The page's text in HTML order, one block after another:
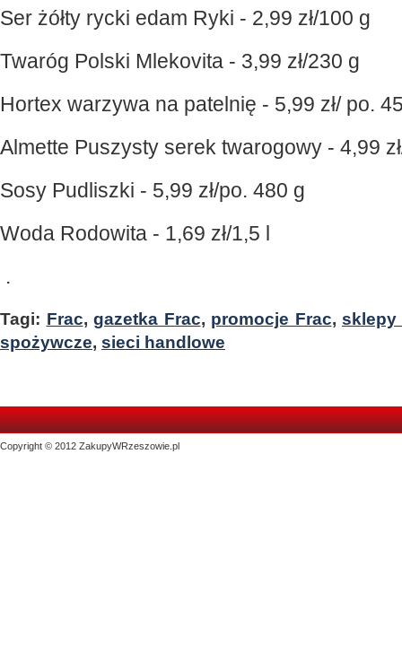
Ser żółty rycki edam Ryki - 2,99 zł/100 g
Twaróg Polski Mlekovita - 3,99 zł/230 g
Hortex warzywa na patelnię - 5,99 zł/ po.
Almette Puszysty serek twarogowy - 4,99
Sosy Pudliszki - 5,99 zł/po. 480 g
Woda Rodowita - 1,69 zł/1,5 l
.
Tagi: Frac, gazetka Frac, promocje Frac, sklepy
spożywcze, sieci handlowe
Copyright © 2012 ZakupyWRzeszowie.pl